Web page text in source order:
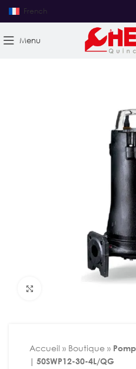
French
Menu
Accueil » Boutique »
| 50SWP12-30-4L/QG